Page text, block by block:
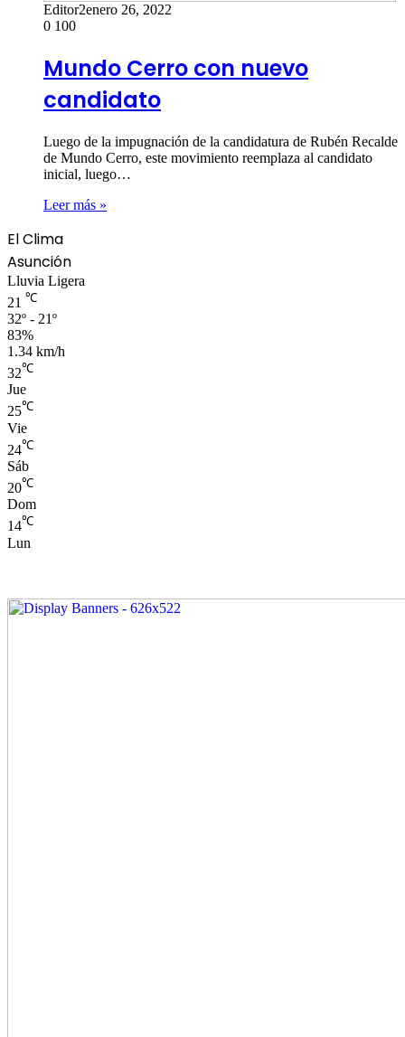
Editor2enero 26, 2022
0 100
Mundo Cerro con nuevo
candidato
Luego de la impugnación de la candidatura de Rubén Recalde
de Mundo Cerro, este movimiento reemplaza al candidato
inicial, luego…
Leer más »
El Clima
Asunción
Lluvia Ligera
21 ℃
32º - 21º
83%
1.34 km/h
32℃
Jue
25℃
Vie
24℃
Sáb
20℃
Dom
14℃
Lun